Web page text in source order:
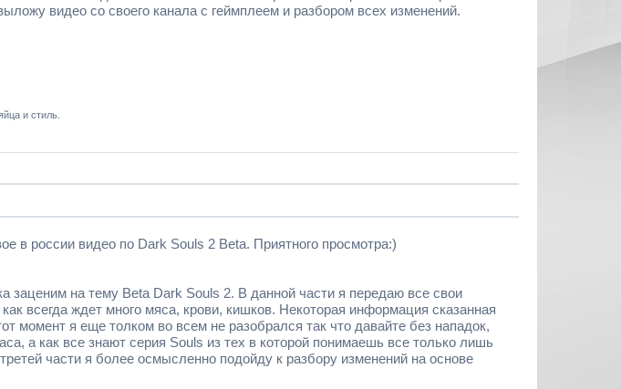
видео со своего канала с геймплеем и разбором всех изменений.
и стиль.
в россии видео по Dark Souls 2 Beta. Приятного просмотра:)
заценим на тему Beta Dark Souls 2. В данной части я передаю все свои
всегда ждет много мяса, крови, кишков. Некоторая информация сказанная
момент я еще толком во всем не разобрался так что давайте без нападок,
а как все знают серия Souls из тех в которой понимаешь все только лишь
части я более осмысленно подойду к разбору изменений на основе